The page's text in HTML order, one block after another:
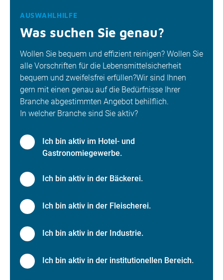
AUSWAHLHILFE
Was suchen Sie genau?
Wollen Sie bequem und effizient reinigen? Wollen Sie
alle Vorschriften für die Lebensmittelsicherheit
bequem und zweifelsfrei erfüllen?Wir sind Ihnen
gern mit einen genau auf die Bedürfnisse Ihrer
Branche abgestimmten Angebot behilflich.
In welcher Branche sind Sie aktiv?
Ich bin aktiv im Hotel- und
Gastronomiegewerbe.
Ich bin aktiv in der Bäckerei.
Ich bin aktiv in der Fleischerei.
Ich bin aktiv in der Industrie.
Ich bin aktiv in der institutionellen Bereich.